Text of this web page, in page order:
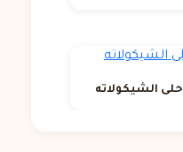
حلى الشيكولاته